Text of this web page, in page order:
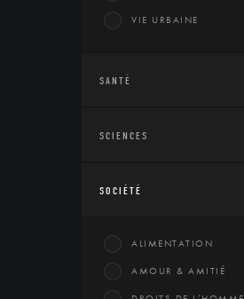
VIE URBAINE
SANTÉ
SCIENCES
SOCIÉTÉ
ALIMENTATION
AMOUR & AMITIÉ